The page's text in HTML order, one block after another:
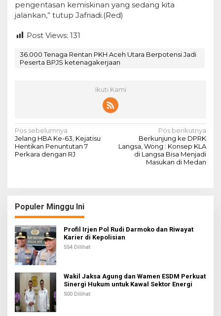
pengentasan kemiskinan yang sedang kita
jalankan,” tutup Jafriadi.(Red)
Post Views: 131
36.000 Tenaga Rentan PKH Aceh Utara Berpotensi Jadi
Peserta BPJS ketenagakerjaan
Ikuti Kami
N
a
v
a
s
i
p
o
s
Pos sebelumnya
Jelang HBA Ke-63, Kejatisu
Hentikan Penuntutan 7
Perkara dengan RJ
Pos berikutnya
Berkunjung ke DPRK
Langsa, Wong : Konsep KLA
di Langsa Bisa Menjadi
Masukan di Medan
Populer Minggu Ini
Profil Irjen Pol Rudi Darmoko dan Riwayat
Karier di Kepolisian
554 Dilihat
Wakil Jaksa Agung dan Wamen ESDM Perkuat
Sinergi Hukum untuk Kawal Sektor Energi
500 Dilihat